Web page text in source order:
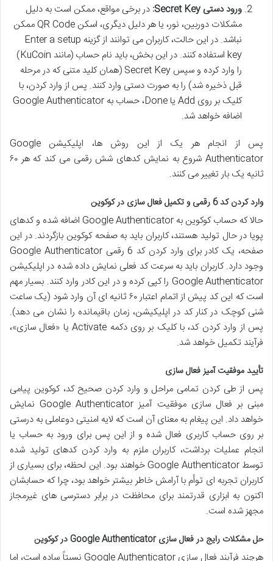
ورود دستی Secret Key:
در برخی مواقع، ممکن است به دلیل
مشکلات دوربین، نور، یا هر دلیل دیگری، اسکن QR Code ممکن
نباشد. در این حالت، کاربران می توانند از گزینه Enter a setup
key استفاده کنند. در این بخش، باید نام حساب (مانند KuCoin)
را وارد کرده و سپس Secret Key (همان کلید متنی که در مرحله
قبل ذخیره شد) را به صورت دستی وارد کنند. پس از وارد کردن، با
کلیک بر روی Add یا Done، حساب به Google Authenticator
اضافه خواهد شد.
پس از انجام هر یک از این روش ها، اپلیکیشن Google
Authenticator شروع به نمایش کدهای شش رقمی می کند که هر ۶۰
ثانیه یک بار تغییر می کنند.
وارد کردن کد 6 رقمی و تکمیل فعال سازی در کوکوین
حالا که حساب کوکوین به Google Authenticator اضافه شده و کدهای
پویا در حال تولید هستند، کاربران باید به صفحه کوکوین بازگردند. در این
صفحه، یک کادر برای وارد کردن کد 6 رقمی Google Authenticator
وجود دارد. کاربران باید به سرعت کد فعلی نمایش داده شده در اپلیکیشن
Google Authenticator را کپی کرده و در این کادر وارد کنند. بسیار مهم
است که این کد پیش از اتمام اعتبار ۶۰ ثانیه ای آن وارد شود (یک ساعت
شنی کوچک در کنار کد در اپلیکیشن، زمان باقیمانده را نشان می دهد).
پس از وارد کردن کد، با کلیک بر روی دکمه Activate یا «فعال سازی»،
فرآیند تکمیل خواهد شد.
تأیید موفقیت آمیز فعال سازی
پس از طی کردن تمامی مراحل و وارد کردن صحیح کد، کوکوین پیامی
مبنی بر فعال سازی موفقیت آمیز Google Authenticator نمایش
خواهد داد. این پیغام به معنای آن است که لایه امنیتی دوعاملی به درستی
بر روی حساب کاربری فعال شده و از این پس برای ورود به حساب یا
انجام عملیات برداشت، کاربران ملزم به وارد کردن کدهای تولید شده
توسط Google Authenticator خواهند بود. این لحظه، برای بسیاری از
کاربران تجربه ای توأم با آرامش خاطر بیشتر خواهد بود، چرا که حسابشان
اکنون به ابزاری قدرتمند برای محافظت در برابر دسترسی های غیرمجاز
مجهز شده است.
حل مشکلات رایج در فعال سازی Google Authenticator در کوکوین
هرچند فرآیند فعال سازی Google Authenticator نسبتاً ساده است، اما